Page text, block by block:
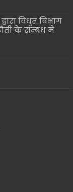
विधुत विभाग
के सम्बंध में